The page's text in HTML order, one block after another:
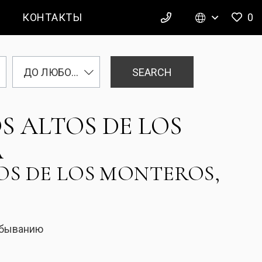
0
КОНТАКТЫ
ДО ЛЮБОЙ ЦЕНЫ SEARCH
DE LOS
LOS MONTEROS,